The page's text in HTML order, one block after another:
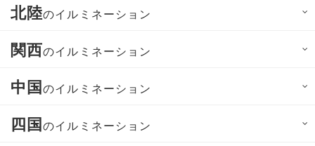
北陸のイルミネーション
関西のイルミネーション
中国のイルミネーション
四国のイルミネーション